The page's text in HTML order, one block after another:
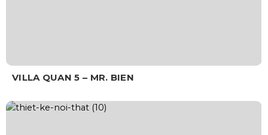
VILLA QUAN 5 – MR. BIEN